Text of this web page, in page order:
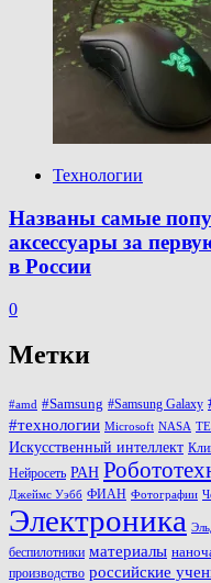
Технологии
Названы самые
аксессуары за
в России
0
Метки
#amd #Samsung #Samsung Galaxy
#технологии Microsoft NASA
Искусственный интеллект
Нейросеть РАН
Джеймс Уэбб ФИАН Фотографии
Электроника
беспилотники материалы
производство российские